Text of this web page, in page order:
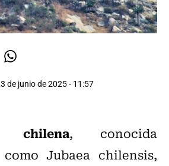
de junio de 2025 - 11:57
, conocida
Jubaea chilensis,